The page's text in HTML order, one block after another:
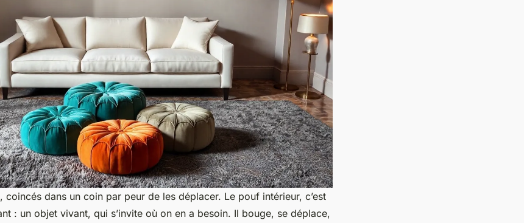
coincés dans un coin par peur de les déplacer. Le pouf intérieur, c’est
: un objet vivant, qui s’invite où on en a besoin. Il bouge, se déplace,